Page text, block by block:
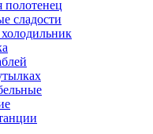
сладости